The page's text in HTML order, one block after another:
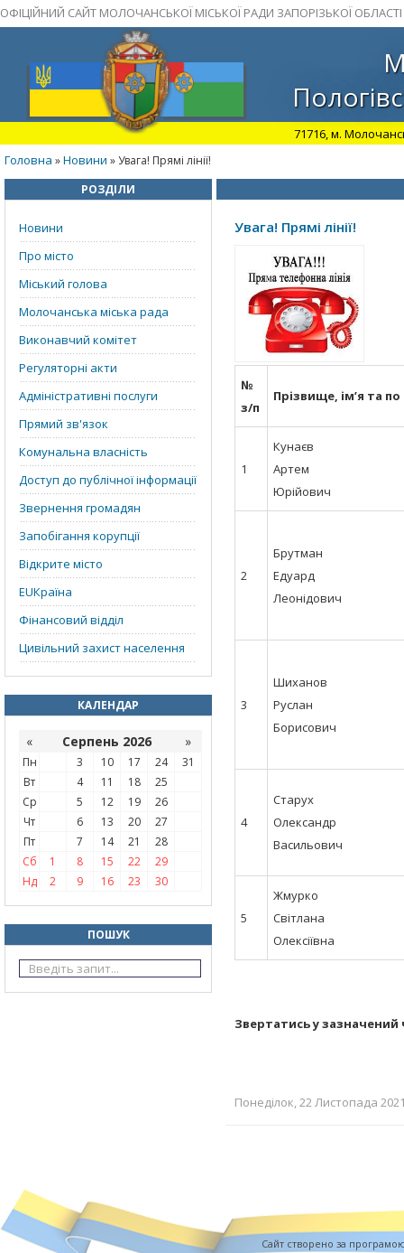
ОФІЦІЙНИЙ САЙТ МОЛОЧАНСЬКОЇ МІСЬКОЇ РАДИ ЗАПОРІЗЬКОЇ ОБЛАСТІ
71716, м.
Головна »Новини » Увага! Прямі лінії!
РОЗДІЛИ
Новини
Про місто
Міський голова
Молочанська міська рада
Виконавчий комітет
Регуляторні акти
Адміністративні послуги
Прямий зв'язок
Комунальна власність
Доступ до публічної інформації
Звернення громадян
Запобігання корупції
Відкрите місто
EUКраїна
Фінансовий відділ
Цивільний захист населення
КАЛЕНДАР
« Серпень 2026 »
Пн 3 10 17 24
31
Вт
4 11 18
25
Ср
5 12 19
26
Чт
6 13 20
27
Пт
7 14 21
28
Сб
1 8 15 22
29
Нд
2 9 16 23 30
ПОШУК
Увага! Прямі лінії!
№
з/п
Прізвище, ім’я та
1
Кунаєв
Артем
Юрійович
2
Брутман
Едуард
Леонідович
3
Шиханов
Руслан
Борисович
4
Старух
Олександр
Васильович
5
Жмурко
Світлана
Олексіївна
Звертатись у зазначений
Понеділок, 22 Листопада
Cайт створено за